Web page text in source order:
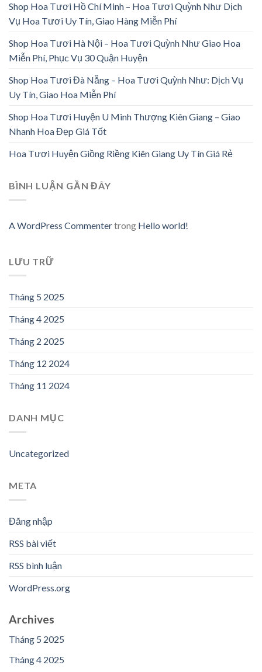
Shop Hoa Tươi Hồ Chí Minh – Hoa Tươi Quỳnh Như Dịch
Vụ Hoa Tươi Uy Tín, Giao Hàng Miễn Phí
Shop Hoa Tươi Hà Nội – Hoa Tươi Quỳnh Như Giao Hoa
Miễn Phí, Phục Vụ 30 Quận Huyện
Shop Hoa Tươi Đà Nẵng – Hoa Tươi Quỳnh Như: Dịch Vụ
Uy Tín, Giao Hoa Miễn Phí
Shop Hoa Tươi Huyện U Minh Thượng Kiên Giang – Giao
Nhanh Hoa Đẹp Giá Tốt
Hoa Tươi Huyện Giồng Riềng Kiên Giang Uy Tín Giá Rẻ
BÌNH LUẬN GẦN ĐÂY
A WordPress Commentertrong Hello world!
LƯU TRỮ
Tháng 5 2025
Tháng 4 2025
Tháng 2 2025
Tháng 12 2024
Tháng 11 2024
DANH MỤC
Uncategorized
META
Đăng nhập
RSS bài viết
RSS bình luận
WordPress.org
Archives
Tháng 5 2025
Tháng 4 2025